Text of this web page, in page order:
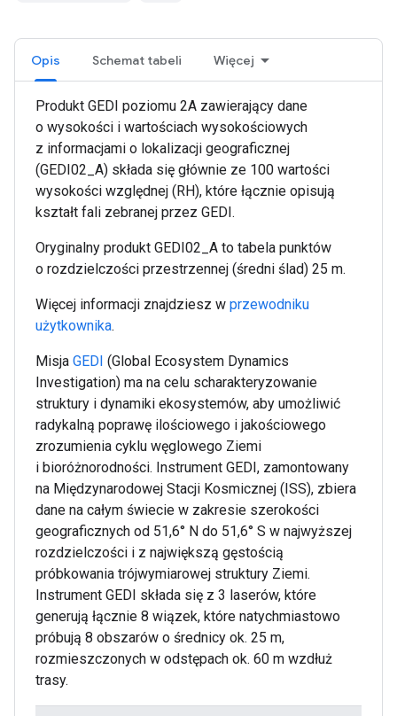
Opis Schemat tabeli Więcej
Produkt GEDI poziomu 2A zawierający dane
o wysokości i wartościach wysokościowych
z informacjami o lokalizacji geograficznej
(GEDI02_A) składa się głównie ze 100 wartości
wysokości względnej (RH), które łącznie opisują
kształt fali zebranej przez GEDI.
Oryginalny produkt GEDI02_A to tabela punktów
o rozdzielczości przestrzennej (średni ślad) 25 m.
Więcej informacji znajdziesz w przewodniku
użytkownika.
Misja GEDI (Global Ecosystem Dynamics
Investigation) ma na celu scharakteryzowanie
struktury i dynamiki ekosystemów, aby umożliwić
radykalną poprawę ilościowego i jakościowego
zrozumienia cyklu węglowego Ziemi
i bioróżnorodności. Instrument GEDI, zamontowany
na Międzynarodowej Stacji Kosmicznej (ISS), zbiera
dane na całym świecie w zakresie szerokości
geograficznych od 51,6° N do 51,6° S w najwyższej
rozdzielczości i z największą gęstością
próbkowania trójwymiarowej struktury Ziemi.
Instrument GEDI składa się z 3 laserów, które
generują łącznie 8 wiązek, które natychmiastowo
próbują 8 obszarów o średnicy ok. 25 m,
rozmieszczonych w odstępach ok. 60 m wzdłuż
trasy.